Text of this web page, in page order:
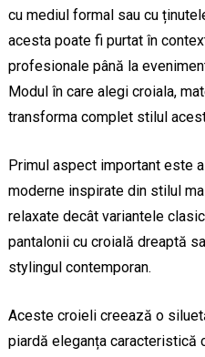
cu mediul formal sau cu
acesta poate fi purtat în
profesionale până la
Modul în care alegi croiala,
transforma complet stilul
Primul aspect important este
moderne inspirate din stilul
relaxate decât variantele
pantalonii cu croială dreaptă
stylingul contemporan.
Aceste croieli creează o
piardă eleganța caracteristică